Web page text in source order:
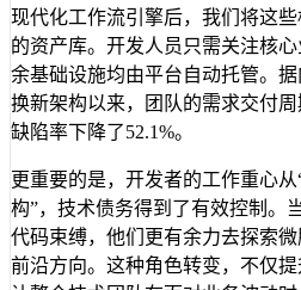
现代化工作流引擎后，我们将这
的资产库。开发人员只需关注核
余基础设施均由平台自动托管。
换新架构以来，团队的需求交付
缺陷率下降了52.1%。
更重要的是，开发者的工作重心
构”，技术债务得到了有效控制。
代码束缚，他们更有余力去探索
前沿方向。这种角色转变，不仅